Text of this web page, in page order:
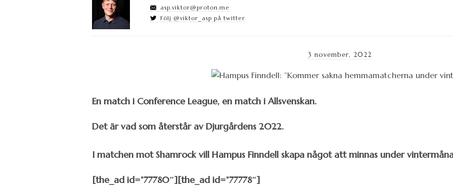
asp.viktor@proton.me
Följ @viktor_asp på twitter
3 november, 2022
En match i Conference League, en match i Allsvenskan.
Det är vad som återstår av Djurgårdens 2022.
I matchen mot Shamrock vill Hampus Finndell skapa något att minnas under
[the_ad id=”77780″][the_ad id=”77778″]